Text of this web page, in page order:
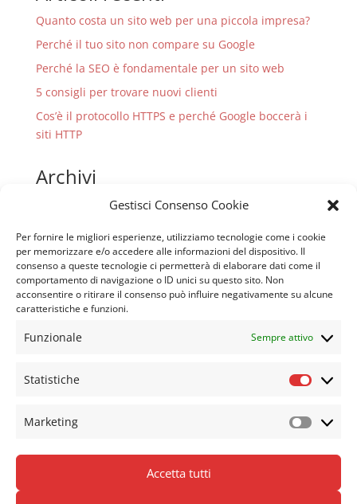
Gestisci Consenso Cookie
Per fornire le migliori esperienze, utilizziamo tecnologie come i cookie
per memorizzare e/o accedere alle informazioni del dispositivo. Il
consenso a queste tecnologie ci permetterà di elaborare dati come il
comportamento di navigazione o ID unici su questo sito. Non
acconsentire o ritirare il consenso può influire negativamente su alcune
caratteristiche e funzioni.
Funzionale Sempre attivo
Statistiche
Marketing
Accetta tutti
Quanto costa un sito web per una piccola impresa?
Perché il tuo sito non compare su Google
Perché la SEO è fondamentale per un sito web
5 consigli per trovare nuovi clienti
Cos’è il protocollo HTTPS e perché Google boccerà i
siti HTTP
Archivi
Marzo 2019
Gennaio 2019
Tag
itnerfaccia responsive
MOTORI DI RICERCA
Modulo Esercizio diritti GDPR